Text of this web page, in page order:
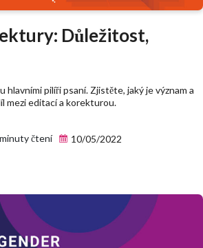
Důležitost,
hlavními pilíři psaní. Zjistěte, jaký je význam a
mezi editací a korekturou.
čtení 10/05/2022